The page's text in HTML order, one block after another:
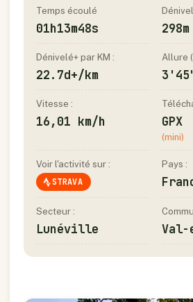
Temps écoulé
01h13m48s 298m
Dénivelé+ par KM :
22.7d+/km
Allure
Vitesse :
16,01 km/h GPX
(mini)
Voir l'activité sur :
STRAVA
Pays :
Secteur :
Lunéville